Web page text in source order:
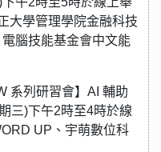
大學管理學院金融科技
腦技能基金會中文能
系列研習會】AI 輔助
三)下午2時至4時於線
UP、宇萌數位科